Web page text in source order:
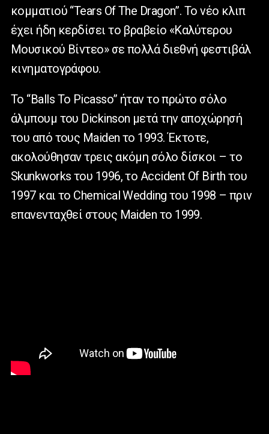
κομματιού “Tears Of The Dragon”. Το νέο κλιπ
έχει ήδη κερδίσει το βραβείο «Καλύτερου
Μουσικού Βίντεο» σε πολλά διεθνή φεστιβάλ
κινηματογράφου.
Το “Balls To Picasso” ήταν το πρώτο σόλο
άλμπουμ του Dickinson μετά την αποχώρησή
του από τους Maiden το 1993. Έκτοτε,
ακολούθησαν τρεις ακόμη σόλο δίσκοι – το
Skunkworks του 1996, το Accident Of Birth του
1997 και το Chemical Wedding του 1998 – πριν
επανενταχθεί στους Maiden το 1999.